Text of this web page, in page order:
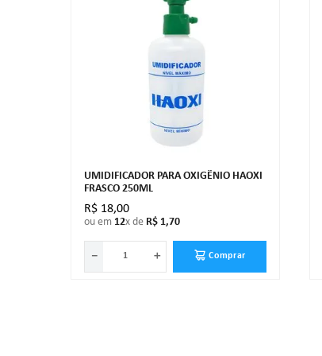
UMIDIFICADOR PARA OXIGÊNIO HAOXI
FRASCO 250ML
R$ 18,00
ou em 12x de R$ 1,70
＋
－ Comprar